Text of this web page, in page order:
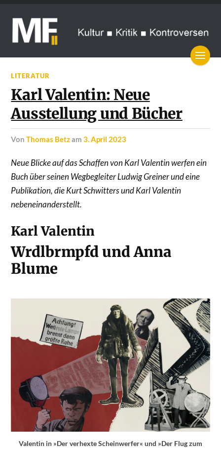
LITERATUR
Karl Valentin: Neue
Ausstellung und Bücher
vonThomas Betzam3. April 2023
Neue Blicke auf das Schaffen von Karl Valentin werfen ein
Buch über seinen Wegbegleiter Ludwig Greiner und eine
Publikation, die Kurt Schwitters und Karl Valentin
nebeneinanderstellt.
Karl Valentin
Wrdlbrmpfd und Anna
Blume
Valentin in »Der verhexte Scheinwerfer« und »Der Flug zum